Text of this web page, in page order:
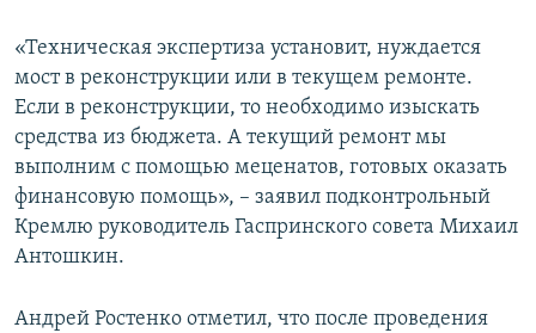
«Техническая экспертиза установит, нуждается
мост в реконструкции или в текущем ремонте.
Если в реконструкции, то необходимо изыскать
средства из бюджета. А текущий ремонт мы
выполним с помощью меценатов, готовых оказать
финансовую помощь», – заявил подконтрольный
Кремлю руководитель Гаспринского совета Михаил
Антошкин.
Андрей Ростенко отметил, что после проведения